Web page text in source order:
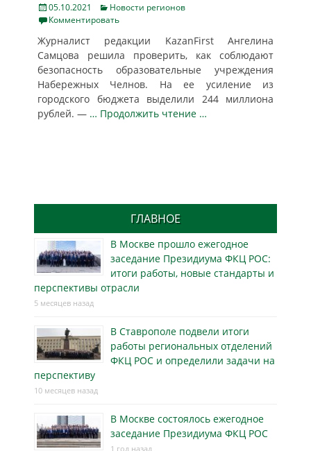
Posted
on
05.10.2021 Categories
Новости регионов
Комментировать
Журналист редакции KazanFirst Ангелина
Самцова решила проверить, как соблюдают
безопасность образовательные учреждения
Набережных Челнов. На ее усиление из
городского бюджета выделили 244 миллиона
рублей. — … Продолжить чтение …
ГЛАВНОЕ
В Москве прошло ежегодное
заседание Президиума ФКЦ РОС:
итоги работы, новые стандарты и
перспективы отрасли
5 месяцев назад
В Ставрополе подвели итоги
работы региональных отделений
ФКЦ РОС и определили задачи на
перспективу
10 месяцев назад
В Москве состоялось ежегодное
заседание Президиума ФКЦ РОС
1 год назад